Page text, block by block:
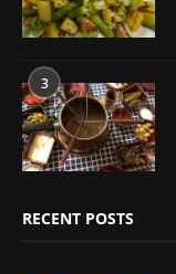
3
RECENT POSTS